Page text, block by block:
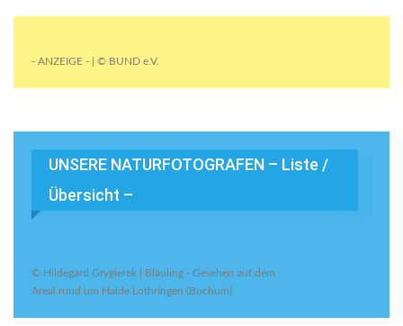
- ANZEIGE - | © BUND e.V.
UNSERE NATURFOTOGRAFEN – Liste /
Übersicht –
© Hildegard Grygierek | Bläuling - Gesehen auf dem
Areal rund um Halde Lothringen (Bochum)